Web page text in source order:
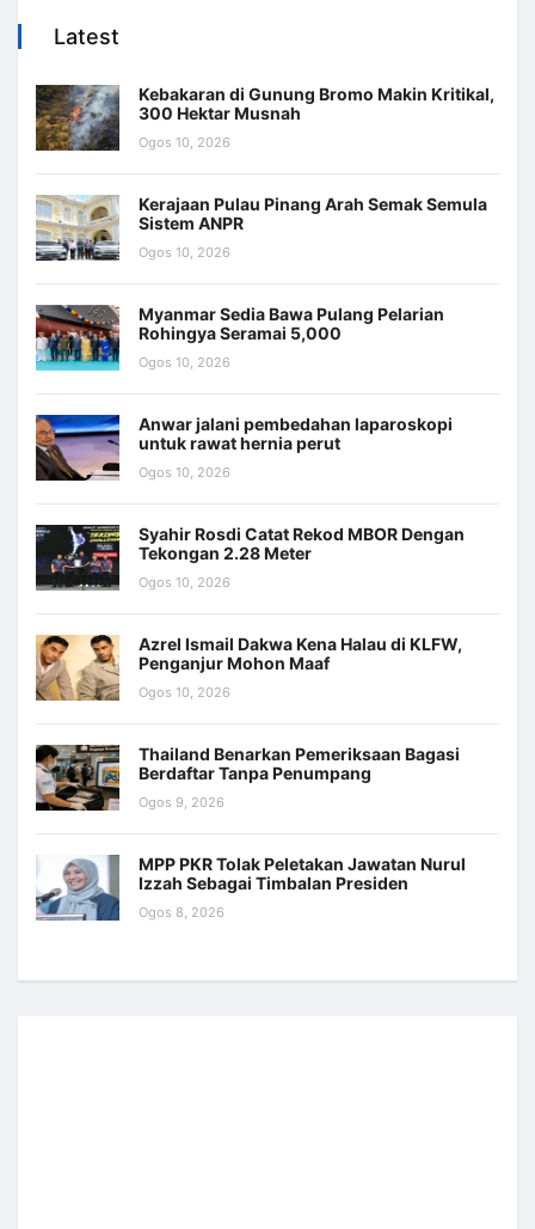
Latest
Kebakaran di Gunung Bromo Makin Kritikal,
300 Hektar Musnah
Ogos 10, 2026
Kerajaan Pulau Pinang Arah Semak Semula
Sistem ANPR
Ogos 10, 2026
Myanmar Sedia Bawa Pulang Pelarian
Rohingya Seramai 5,000
Ogos 10, 2026
Anwar jalani pembedahan laparoskopi
untuk rawat hernia perut
Ogos 10, 2026
Syahir Rosdi Catat Rekod MBOR Dengan
Tekongan 2.28 Meter
Ogos 10, 2026
Azrel Ismail Dakwa Kena Halau di KLFW,
Penganjur Mohon Maaf
Ogos 10, 2026
Thailand Benarkan Pemeriksaan Bagasi
Berdaftar Tanpa Penumpang
Ogos 9, 2026
MPP PKR Tolak Peletakan Jawatan Nurul
Izzah Sebagai Timbalan Presiden
Ogos 8, 2026